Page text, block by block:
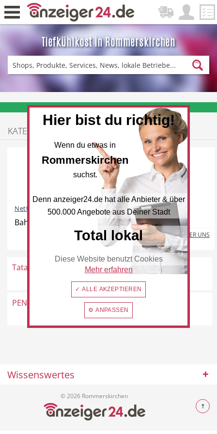
Tiefkühlkost in Rommerskirchen
Zurück
Fitness & Sport Einkaufen
DE-News News
Restaurant Hotel
Beauty & Wellness Auto
Handwerk Sport & Freizeit
❤️ Aktuelle Angebote & Prospekte per Newsletter erhalten
KATEGORIEN
Netto Marken-Discount
Bahnstraße 15-17, 41569 Rommerskirchen
MEHR ÜBER UNS
Tatar
Venloer Straße 66a, 41569
Rommerskirchen
PENNY Markt GmbH Mariannenpark 11, 41569
Rommerskirchen
Wissenswertes
© 2026 Rommerskirchen
Hier bist du richtig!
Wenn du etwas in
Rommerskirchen
suchst.
Denn anzeiger24.de hat alle Anbieter & über
500.000 Angebote aus Deiner Stadt
Total lokal
Diese Website benutzt Cookies
Mehr erfahren
✓ ALLE AKZEPTIEREN
⚙ ANPASSEN